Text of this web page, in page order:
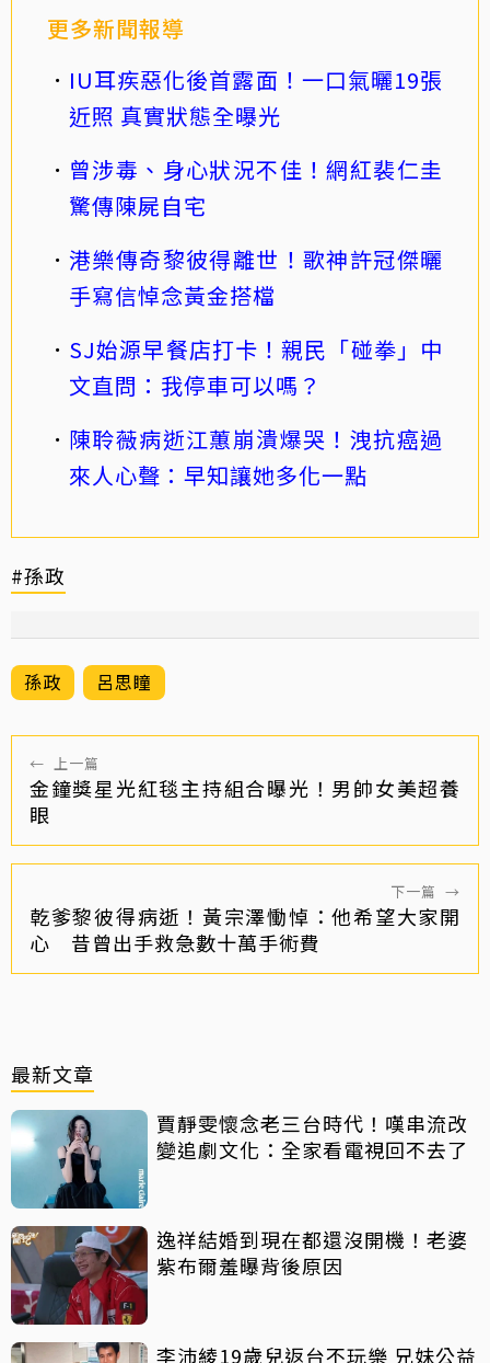
更多新聞報導
IU耳疾惡化後首露面！一口氣曬19張
近照 真實狀態全曝光
曾涉毒、身心狀況不佳！網紅裴仁圭
驚傳陳屍自宅
港樂傳奇黎彼得離世！歌神許冠傑曬
手寫信悼念黃金搭檔
SJ始源早餐店打卡！親民「碰拳」中
文直問：我停車可以嗎？
陳聆薇病逝江蕙崩潰爆哭！洩抗癌過
來人心聲：早知讓她多化一點
#孫政
孫政 呂思瞳
← 上一篇
金鐘獎星光紅毯主持組合曝光！男帥女美超養
眼
下一篇 →
乾爹黎彼得病逝！黃宗澤慟悼：他希望大家開
心 昔曾出手救急數十萬手術費
最新文章
賈靜雯懷念老三台時代！嘆串流改
變追劇文化：全家看電視回不去了
逸祥結婚到現在都還沒開機！老婆
紫布爾羞曝背後原因
李沛綾19歲兒返台不玩樂 兄妹公益